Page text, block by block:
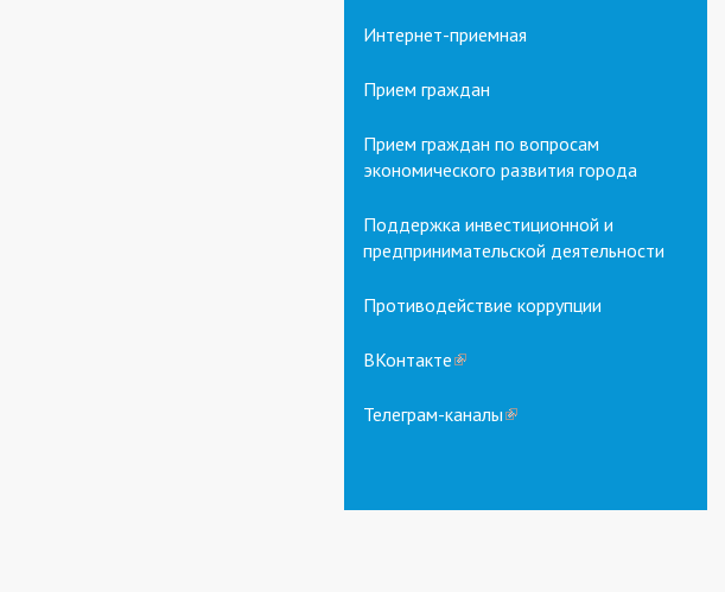
Интернет-приемная
Прием граждан
Прием граждан по вопросам
экономического развития города
Поддержка инвестиционной и
предпринимательской деятельности
Противодействие коррупции
ВКонтакте(link
external)
Телеграм-каналы(link